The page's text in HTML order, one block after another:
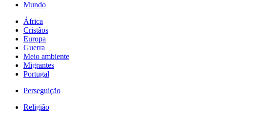
Mundo
África
Cristãos
Europa
Guerra
Meio ambiente
Migrantes
Portugal
Perseguição
Religião